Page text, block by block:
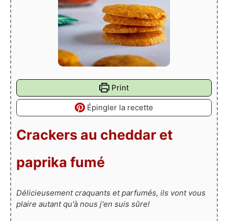
Print
Épingler la recette
Crackers au cheddar et
paprika fumé
Délicieusement craquants et parfumés, ils vont vous
plaire autant qu'à nous j'en suis sûre!